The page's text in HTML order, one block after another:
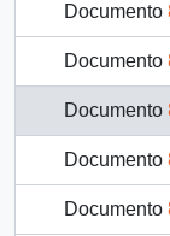
Documento
Documento
Documento
Documento
Documento